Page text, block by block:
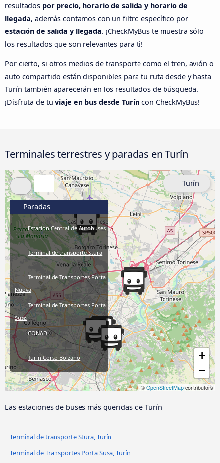
resultados por precio, horario de salida y horario de
llegada, además contamos con un filtro específico por
estación de salida y llegada. ¡CheckMyBus te muestra sólo
los resultados que son relevantes para ti!
Por cierto, si otros medios de transporte como el tren, avión o
auto compartido están disponibles para tu ruta desde y hasta
Turín también aparecerán en los resultados de búsqueda.
¡Disfruta de tu viaje en bus desde Turín con CheckMyBus!
Terminales terrestres y paradas en Turín
+
−
© OpenStreetMap contributors
Paradas
Estación Central de Autobuses
Terminal de transporte Stura
Terminal de Transportes Porta
Nuova
Terminal de Transportes Porta
Susa
CONAD
Turin Corso Bolzano
Porta Susa Estación de Tren
Caselle Torinese
Turín
Las estaciones de buses más queridas de Turín
Terminal de transporte Stura, Turín
Terminal de Transportes Porta Susa, Turín